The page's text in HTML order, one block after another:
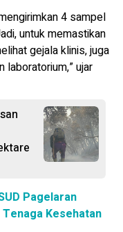
4 sampel
untuk memastikan
gejala klinis, juga
ujar
Pagelaran
Kesehatan